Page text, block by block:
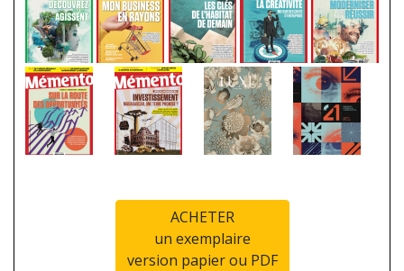
ACHETER
un exemplaire
version papier ou PDF